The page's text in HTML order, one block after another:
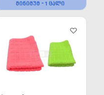
ᲛᲘᲜᲘᲛᲣᲛ - 1 ᲪᲐᲚᲘ